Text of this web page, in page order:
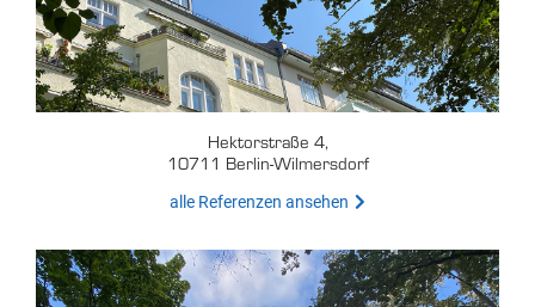
Hektorstraße 4,
10711 Berlin-Wilmersdorf
alle Referenzen ansehen